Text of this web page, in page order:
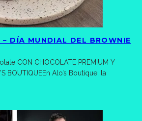
– DÍA MUNDIAL DEL BROWNIE
CON CHOCOLATE PREMIUM Y
BOUTIQUEEn Alo’s Boutique, la